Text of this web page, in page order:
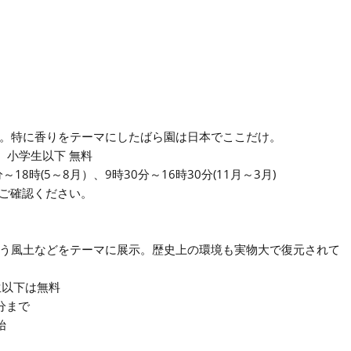
に香りをテーマにしたばら園は日本でここだけ。
小学生以下 無料
18時(5～8月）、9時30分～16時30分(11月～3月)
確認ください。
風土などをテーマに展示。歴史上の環境も実物大で復元されて
下は無料
まで